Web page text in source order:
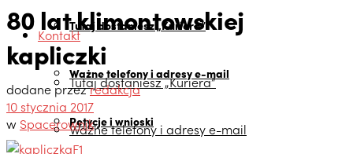
Tutaj dostaniesz „Kuriera”
Ważne telefony i adresy e-mail
Petycje i wnioski
Kontakt
Tutaj dostaniesz „Kuriera”
Ważne telefony i adresy e-mail
80 lat klimontowskiej
kapliczki
dodane przezredakcja
10 stycznia 2017
w Spacerownik